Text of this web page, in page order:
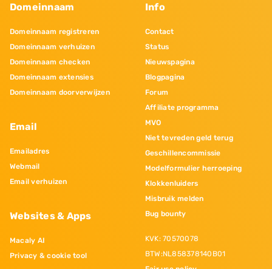
Domeinnaam
Domeinnaam registreren
Domeinnaam verhuizen
Domeinnaam checken
Domeinnaam extensies
Domeinnaam doorverwijzen
Email
Emailadres
Webmail
Email verhuizen
Websites & Apps
Macaly AI
Privacy & cookie tool
Info
Contact
Status
Nieuwspagina
Blogpagina
Forum
Affiliate programma
MVO
Niet tevreden geld terug
Geschillencommissie
Modelformulier herroeping
Klokkenluiders
Misbruik melden
Bug bounty
KVK: 70570078
BTW:NL858378140B01